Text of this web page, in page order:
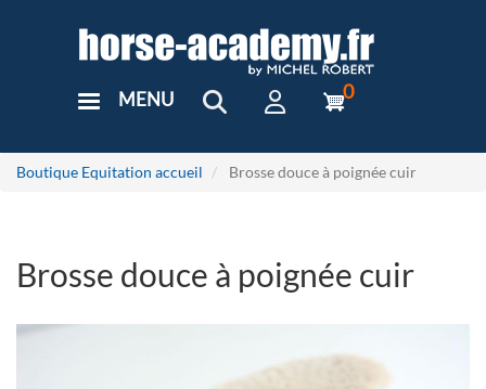
User
Custom
MENU 0
Boutique Equitation accueil Brosse douce à poignée cuir
Brosse douce à poignée cuir